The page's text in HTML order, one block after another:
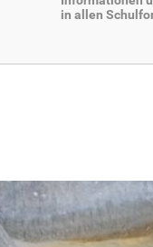
in allen